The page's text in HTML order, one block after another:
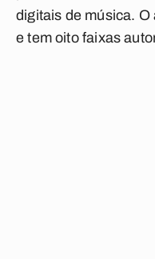
digitais de música.
e tem oito faixas